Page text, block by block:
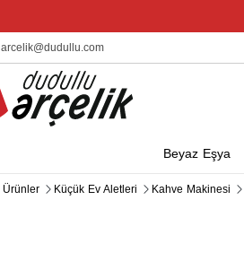
arcelik@dudullu.com
Beyaz Eşya
Ürünler Küçük Ev Aletleri Kahve Makinesi